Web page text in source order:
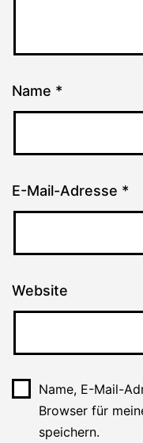
Name *
E-Mail-Adresse *
Website
Name, E-Mail-
Browser für
speichern.